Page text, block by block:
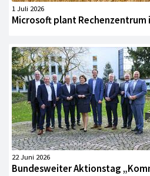
1 Juli 2026
Microsoft plant Rechenzentrum
22 Juni 2026
Bundesweiter Aktionstag